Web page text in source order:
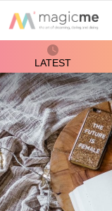
LATEST